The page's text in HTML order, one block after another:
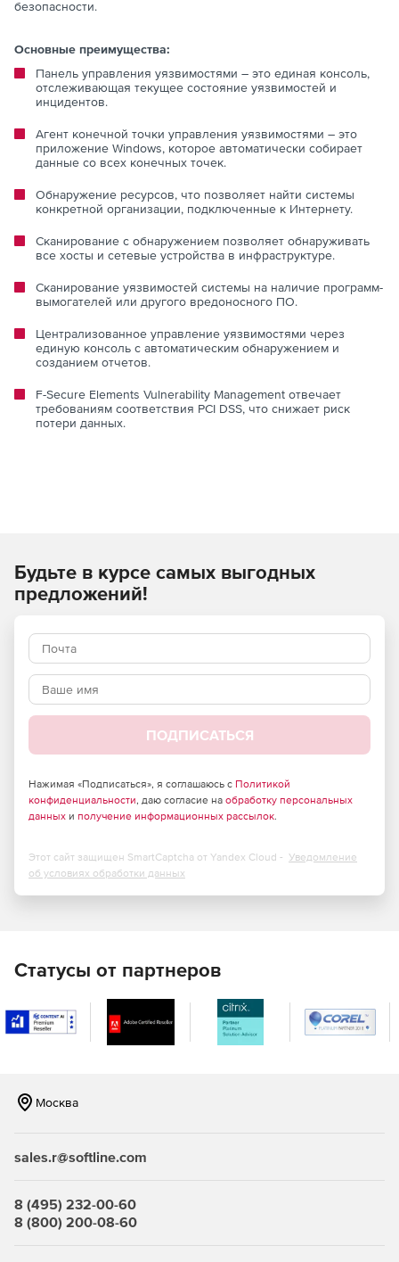
безопасности.
Основные преимущества:
Панель управления уязвимостями – это единая консоль,
отслеживающая текущее состояние уязвимостей и
инцидентов.
Агент конечной точки управления уязвимостями – это
приложение Windows, которое автоматически собирает
данные со всех конечных точек.
Обнаружение ресурсов, что позволяет найти системы
конкретной организации, подключенные к Интернету.
Сканирование с обнаружением позволяет обнаруживать
все хосты и сетевые устройства в инфраструктуре.
Сканирование уязвимостей системы на наличие программ-
вымогателей или другого вредоносного ПО.
Централизованное управление уязвимостями через
единую консоль с автоматическим обнаружением и
созданием отчетов.
F-Secure Elements Vulnerability Management отвечает
требованиям соответствия PCI DSS, что снижает риск
потери данных.
Будьте в курсе самых выгодных
предложений!
ПОДПИСАТЬСЯ
Нажимая «Подписаться», я соглашаюсь с Политикой
конфиденциальности, даю согласие на обработку персональных
данных и получение информационных рассылок.
Этот сайт защищен SmartCaptcha от Yandex Cloud - Уведомление
об условиях обработки данных
Статусы от партнеров
Москва
sales.r@softline.com
8 (495) 232-00-60
8 (800) 200-08-60